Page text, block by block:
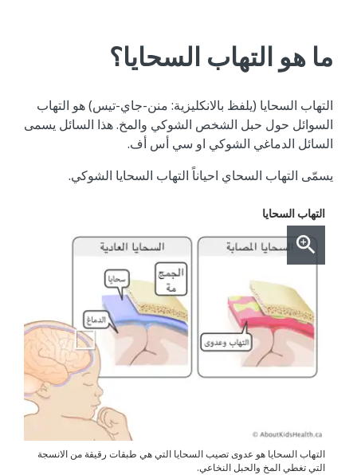
ما هو التهاب السحايا؟
التهاب السحايا (يلفظ بالانكليزية: منن-جاي-تيس) هو التهاب
السوائل حول حبل الشخص الشوكي والمخ. هذا السائل يسمى
السائل الدماغي الشوكي او سي أس أف.
يسمّى التهاب السحاي احياناً التهاب السحايا الشوكي.
التهاب السحايا
التهاب السحايا هو عدوى تصيب السحايا التي هي طبقات رقيقة من الانسجة
التي تغطي المخ والحبل النخاعي.